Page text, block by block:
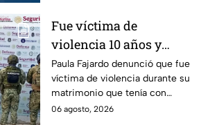
Fue víctima de
violencia 10 años y
hasta ahora detienen al
presunto agresor: el
caso de Paula Fajardo
Paula Fajardo denunció que fue
víctima de violencia durante su
matrimonio que tenía con
Jorge Francisco “N”, quien fue
06 agosto, 2026